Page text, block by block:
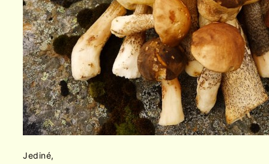
Jediné,